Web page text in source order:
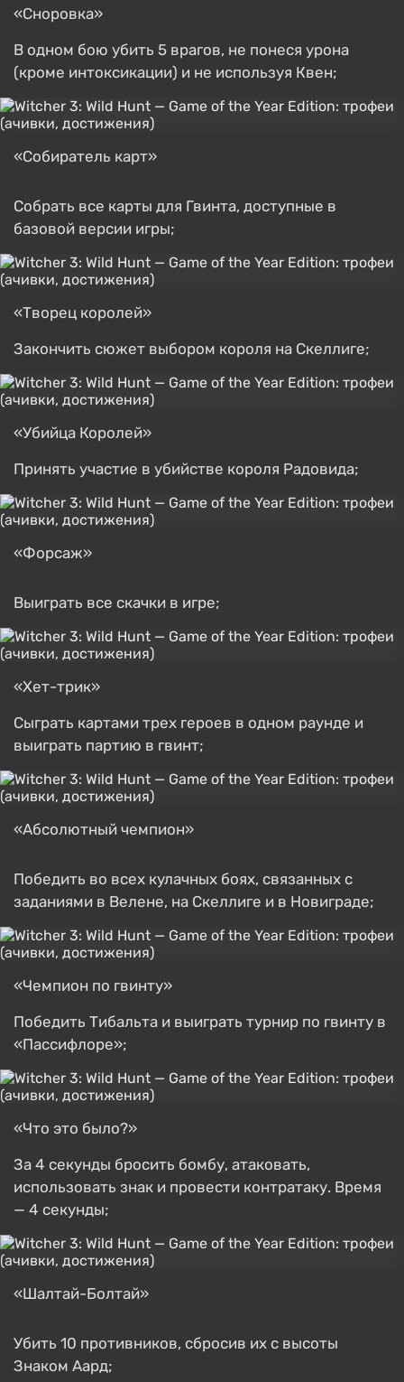
«Сноровка»
В одном бою убить 5 врагов, не понеся урона
(кроме интоксикации) и не используя Квен;
«Собиратель карт»
Собрать все карты для Гвинта, доступные в
базовой версии игры;
«Творец королей»
Закончить сюжет выбором короля на Скеллиге;
«Убийца Королей»
Принять участие в убийстве короля Радовида;
«Форсаж»
Выиграть все скачки в игре;
«Хет-трик»
Сыграть картами трех героев в одном раунде и
выиграть партию в гвинт;
«Абсолютный чемпион»
Победить во всех кулачных боях, связанных с
заданиями в Велене, на Скеллиге и в Новиграде;
«Чемпион по гвинту»
Победить Тибальта и выиграть турнир по гвинту в
«Пассифлоре»;
«Что это было?»
За 4 секунды бросить бомбу, атаковать,
использовать знак и провести контратаку. Время
— 4 секунды;
«Шалтай-Болтай»
Убить 10 противников, сбросив их с высоты
Знаком Аард;